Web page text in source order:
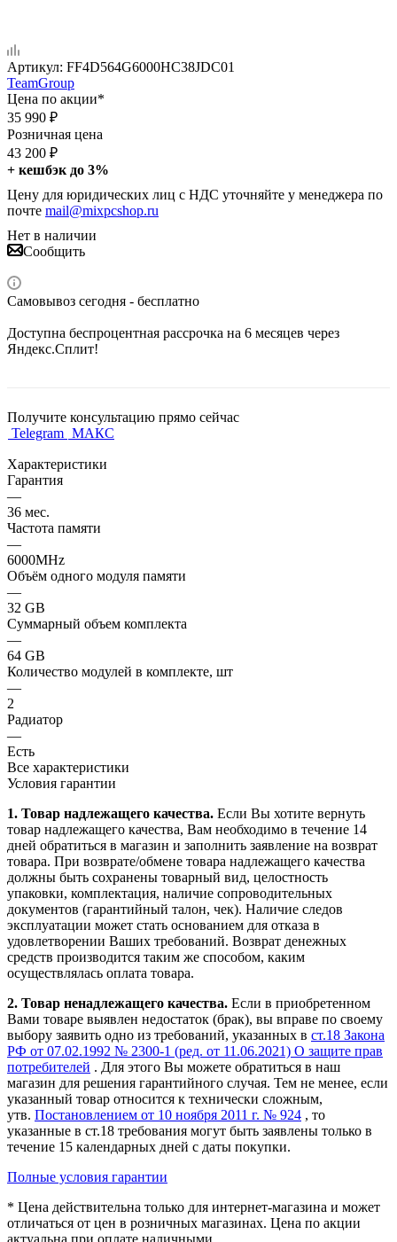
Артикул: FF4D564G6000HC38JDC01
TeamGroup
Цена по акции*
35 990 ₽
Розничная цена
43 200 ₽
+ кешбэк до 3%
Цену для юридических лиц с НДС уточняйте у менеджера по
почте mail@mixpcshop.ru
Нет в наличии
Сообщить
Самовывоз сегодня - бесплатно
Доступна беспроцентная рассрочка на 6 месяцев через
Яндекс.Сплит!
Получите консультацию прямо сейчас
Telegram МАКС
Характеристики
Гарантия
—
36 мес.
Частота памяти
—
6000MHz
Объём одного модуля памяти
—
32 GB
Суммарный объем комплекта
—
64 GB
Количество модулей в комплекте, шт
—
2
Радиатор
—
Есть
Все характеристики
Условия гарантии
1. Товар надлежащего качества. Если Вы хотите вернуть
товар надлежащего качества, Вам необходимо в течение 14
дней обратиться в магазин и заполнить заявление на возврат
товара. При возврате/обмене товара надлежащего качества
должны быть сохранены товарный вид, целостность
упаковки, комплектация, наличие сопроводительных
документов (гарантийный талон, чек). Наличие следов
эксплуатации может стать основанием для отказа в
удовлетворении Ваших требований. Возврат денежных
средств производится таким же способом, каким
осуществлялась оплата товара.
2. Товар ненадлежащего качества. Если в приобретенном
Вами товаре выявлен недостаток (брак), вы вправе по своему
выбору заявить одно из требований, указанных в ст.18 Закона
РФ от 07.02.1992 № 2300-1 (ред. от 11.06.2021) О защите прав
потребителей . Для этого Вы можете обратиться в наш
магазин для решения гарантийного случая. Тем не менее, если
указанный товар относится к технически сложным,
утв. Постановлением от 10 ноября 2011 г. № 924 , то
указанные в ст.18 требования могут быть заявлены только в
течение 15 календарных дней с даты покупки.
Полные условия гарантии
* Цена действительна только для интернет-магазина и может
отличаться от цен в розничных магазинах. Цена по акции
актуальна при оплате наличными.